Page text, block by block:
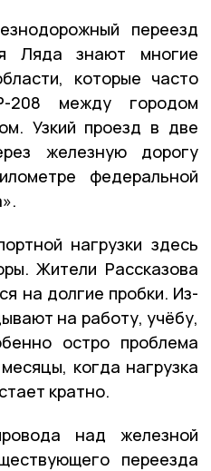
переезд
Ляда знают многие
которые часто
208 между городом
Узкий проезд в две
железную дорогу
федеральной
нагрузки здесь
Жители Рассказова
на долгие пробки. Из-
на работу, учёбу,
остро проблема
когда нагрузка
кратно.
над железной
переезда